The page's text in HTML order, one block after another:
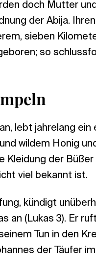
doch Mutter
der Abija.
sieben
so
lebt jahrelang ein
wildem Honig
Kleidung der Büßer
viel bekannt ist.
kündigt
an (Lukas 3). Er
Tun in den
der Täufer